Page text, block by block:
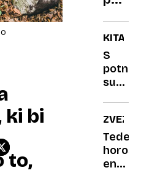
ki bi
to,
ima
S
mejnik:
450
km/h
na
ZVEZDE
eno